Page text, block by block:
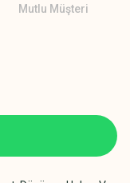
Mutlu Müşteri